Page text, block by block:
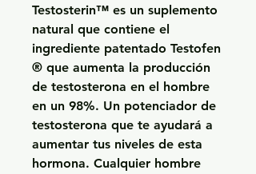
Testosterin™ es un suplemento
natural que contiene el
ingrediente patentado Testofen
® que aumenta la producción
de testosterona en el hombre
en un 98%. Un potenciador de
testosterona que te ayudará a
aumentar tus niveles de esta
hormona. Cualquier hombre